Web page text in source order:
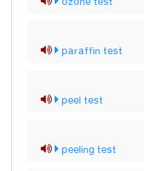
paraffin test
peel test
peeling test